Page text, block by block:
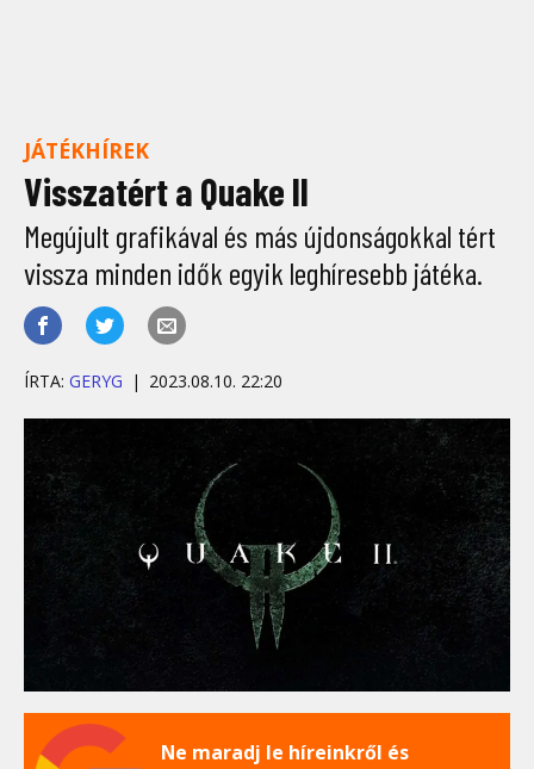
JÁTÉKHÍREK
Visszatért a Quake II
Megújult grafikával és más újdonságokkal tért
vissza minden idők egyik leghíresebb játéka.
ÍRTA: GERYG 2023.08.10. 22:20
Ne maradj le híreinkről és